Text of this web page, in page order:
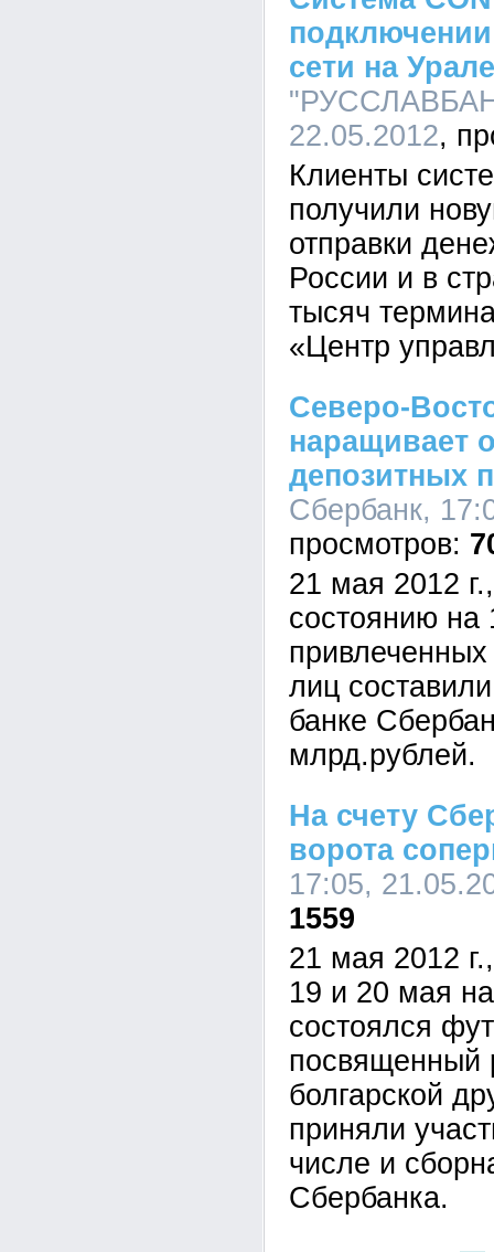
сети на Урале
22.05.2012
Клиенты
получили
отправки
России и в
тысяч
«Центр
Северо-
наращивает
депозитных
Сбербанк,
21 мая 2012
состоянию на
лиц
банке
млрд.рублей.
На счету
ворота
17:05,
1559
21 мая 2012
19 и 20 мая
состоялся
посвященный
болгарской
приняли
числе и
Сбербанка.